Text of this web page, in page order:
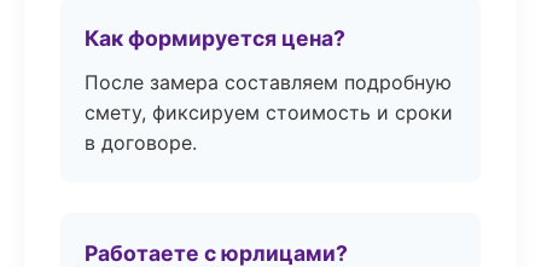
Как формируется цена?
После замера составляем подробную
смету, фиксируем стоимость и сроки
в договоре.
Работаете с юрлицами?